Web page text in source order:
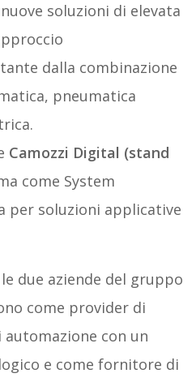
soluzioni di elevata
dalla combinazione
pneumatica
Camozzi Digital (stand
come System
per soluzioni applicative
due aziende del gruppo
come provider di
con un
e come fornitore di